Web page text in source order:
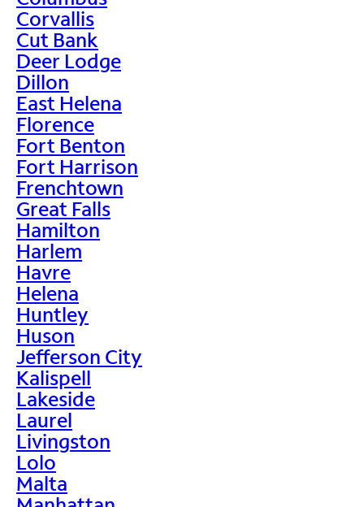
Corvallis
Cut Bank
Deer Lodge
Dillon
East Helena
Florence
Fort Benton
Fort Harrison
Frenchtown
Great Falls
Hamilton
Harlem
Havre
Helena
Huntley
Huson
Jefferson City
Kalispell
Lakeside
Laurel
Livingston
Lolo
Malta